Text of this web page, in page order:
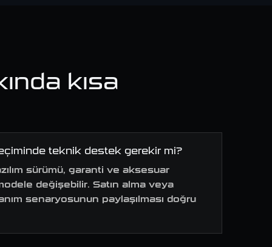
kısa
teknik destek gerekir mi?
sürümü, garanti ve aksesuar
değişebilir. Satın alma veya
senaryosunun paylaşılması doğru